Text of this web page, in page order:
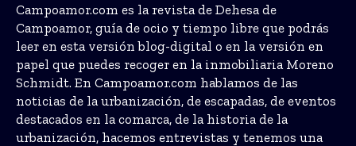
Campoamor.com es la revista de Dehesa de
Campoamor, guía de ocio y tiempo libre que podrás
leer en esta versión blog-digital o en la versión en
papel que puedes recoger en la inmobiliaria Moreno
Schmidt. En Campoamor.com hablamos de las
noticias de la urbanización, de escapadas, de eventos
destacados en la comarca, de la historia de la
urbanización, hacemos entrevistas y tenemos una